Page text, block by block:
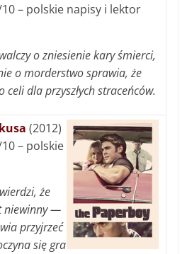
– polskie napisy i lektor
o zniesienie kary śmierci,
o morderstwo sprawia, że
dla przyszłych straceńców.
(2012)
– polskie
że
niewinny —
przyjrzeć
się gra